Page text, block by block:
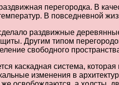
перегородка. В
В повседневной
раздвижные
Другим типом
свободного
каскадная система,
изменения в